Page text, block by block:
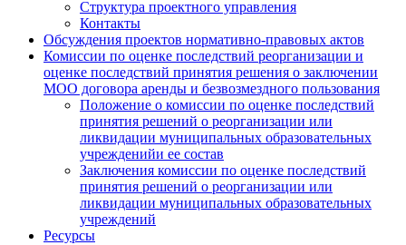
Структура проектного управления
Контакты
Обсуждения проектов нормативно-правовых актов
Комиссии по оценке последствий реорганизации и
оценке последствий принятия решения о заключении
МОО договора аренды и безвозмездного пользования
Положение о комиссии по оценке последствий
принятия решений о реорганизации или
ликвидации муниципальных образовательных
учрежденийи ее состав
Заключения комиссии по оценке последствий
принятия решений о реорганизации или
ликвидации муниципальных образовательных
учреждений
Ресурсы